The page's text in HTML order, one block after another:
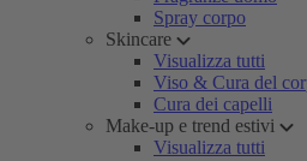
Spray corpo
Skincare
Visualizza tutti
Viso & Cura del
Cura dei capelli
Make-up e trend estivi
Visualizza tutti